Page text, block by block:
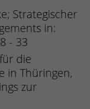
Strategischer
in:
- 33
die
in Thüringen,
zur